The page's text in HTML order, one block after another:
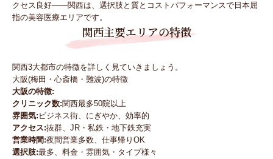
クセス良好——関西は、選択肢と質とコストパフォーマンスで日本屈
指の美容医療エリアです。
関西主要エリアの特徴
関西3大都市の特徴を詳しく見ていきましょう。
大阪(梅田・心斎橋・難波)の特徴
大阪の特徴:
クリニック数:関西最多50院以上
雰囲気: ビジネス街、にぎやか、効率的
アクセス:抜群、JR・私鉄・地下鉄充実
営業時間:夜間営業多数、仕事帰りOK
選択肢:最多、料金・雰囲気・タイプ様々